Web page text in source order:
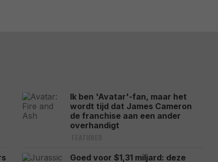
Ik ben 'Avatar'-fan, maar het
wordt tijd dat James Cameron
de franchise aan een ander
overhandigt
Goed voor $1,31 miljard: deze